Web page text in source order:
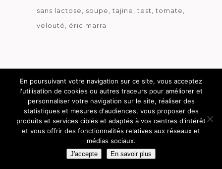
sans lactose
soupe tajine test
tomate
velouté
éric marra
Découvrez le métier de la cuisine.
En poursuivant votre navigation sur ce site, vous acceptez
l'utilisation de cookies ou autres traceurs pour améliorer et
personnaliser votre navigation sur le site, réaliser des
statistiques et mesures d'audiences, vous proposer des
produits et services ciblés et adaptés à vos centres d'intérêt
et vous offrir des fonctionnalités relatives aux réseaux et
médias sociaux.
J'accepte En savoir plus